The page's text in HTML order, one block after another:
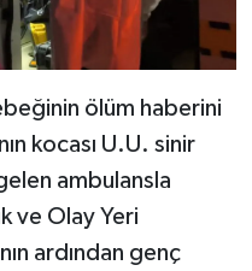
ölüm haberini
kocası U.U. sinir
ambulansla
ve Olay Yeri
ardından genç